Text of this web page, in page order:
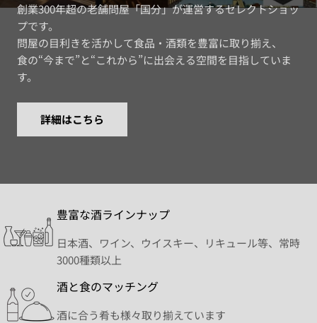
創業300年超の老舗問屋「国分」が運営するセレクトショッ
プです。
問屋の目利きを活かして食品・酒類を豊富に取り揃え、
食の“今まで”と“これから”に出会える空間を目指していま
す。
詳細はこちら
豊富な酒ラインナップ
日本酒、ワイン、ウイスキー、リキュール等、常時
3000種類以上
酒と食のマッチング
酒に合う肴も様々取り揃えています